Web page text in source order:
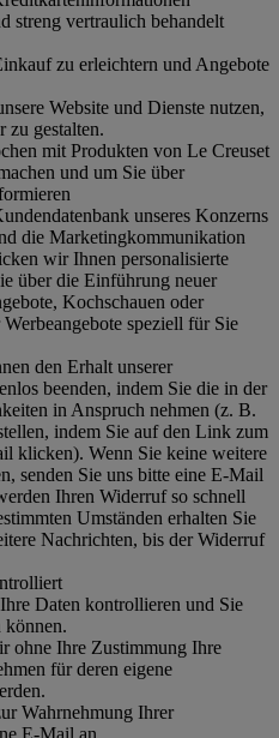
streng vertraulich behandelt
zu erleichtern und Angebote
Website und Dienste nutzen,
zu gestalten.
mit Produkten von Le Creuset
und um Sie über
unseres Konzerns
die Marketingkommunikation
wir Ihnen personalisierte
über die Einführung neuer
Kochschauen oder
speziell für Sie
den Erhalt unserer
beenden, indem Sie die in der
in Anspruch nehmen (z. B.
indem Sie auf den Link zum
klicken). Wenn Sie keine weitere
senden Sie uns bitte eine E-Mail
Ihren Widerruf so schnell
Umständen erhalten Sie
Nachrichten, bis der Widerruf
Daten kontrollieren und Sie
können.
ohne Ihre Zustimmung Ihre
für deren eigene
Wahrnehmung Ihrer